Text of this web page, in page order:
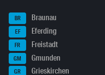
BR Braunau
EF Eferding
FR Freistadt
GM Gmunden
GR Grieskirchen